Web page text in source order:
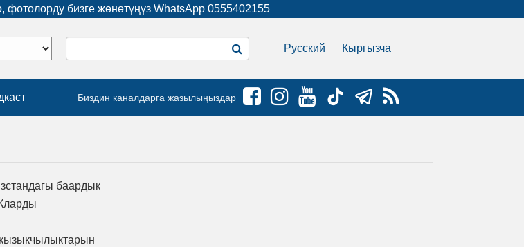
бизге жөнөтүңүз WhatsApp 0555402155
Русский Кыргызча
Биздин каналдарга жазылыңыздар
баардык